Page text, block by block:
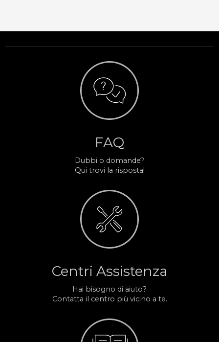
FAQ
Dubbi o domande?
Qui trovi la risposta!
Centri Assistenza
Hai bisogno di aiuto?
Contatta il centro più vicino a te.